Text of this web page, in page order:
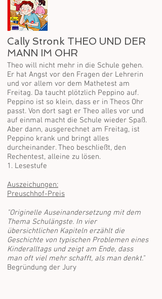
Cally Stronk THEO UND DER
MANN IM OHR
Theo will nicht mehr in die Schule gehen.
Er hat Angst vor den Fragen der Lehrerin
und vor allem vor dem Mathetest am
Freitag. Da taucht plötzlich Peppino auf.
Peppino ist so klein, dass er in Theos Ohr
passt. Von dort sagt er Theo alles vor und
auf einmal macht die Schule wieder Spaß.
Aber dann, ausgerechnet am Freitag, ist
Peppino krank und bringt alles
durcheinander. Theo beschließt, den
Rechentest, alleine zu lösen.
1. Lesestufe
Auszeichungen:
Preuschhof-Preis
"Originelle Auseinandersetzung mit dem
Thema Schulängste. In vier
übersichtlichen Kapiteln erzählt die
Geschichte von typischen Problemen eines
Kinderalltags und zeigt am Ende, dass
man oft viel mehr schafft, als man denkt."
Begründung der Jury